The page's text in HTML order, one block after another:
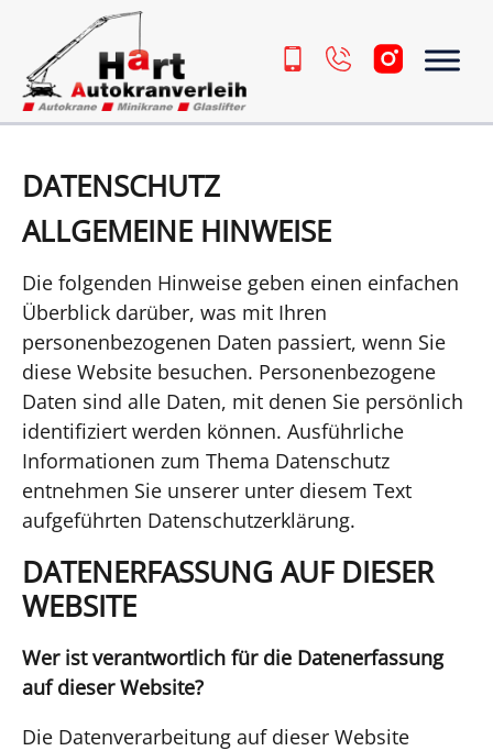
Zum Inhalt springen
DATENSCHUTZ
ALLGEMEINE HINWEISE
Die folgenden Hinweise geben einen einfachen
Überblick darüber, was mit Ihren
personenbezogenen Daten passiert, wenn Sie
diese Website besuchen. Personenbezogene
Daten sind alle Daten, mit denen Sie persönlich
identifiziert werden können. Ausführliche
Informationen zum Thema Datenschutz
entnehmen Sie unserer unter diesem Text
aufgeführten Datenschutzerklärung.
DATENERFASSUNG AUF DIESER
WEBSITE
Wer ist verantwortlich für die Datenerfassung
auf dieser Website?
Die Datenverarbeitung auf dieser Website